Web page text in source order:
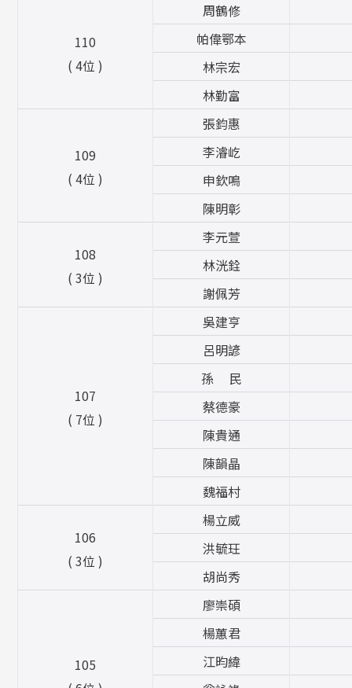
110
( 4位 )
周鶴修
帕偉鄂本
林宗宏
林勤富
109
( 4位 )
張鈞惠
李濬屹
申欽鳴
陳明彰
108
( 3位 )
李元萱
林洸銓
謝佩芳
107
( 7位 )
吳建亨
呂明諺
孫 民
蔡德豪
陳貴通
陳韻晶
魏福村
106
( 3位 )
楊立威
洪毓玨
胡尚秀
105
廖崇碩
楊蕙君
江昀緯